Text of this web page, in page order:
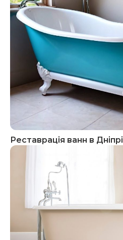
Реставрація ванн в Дніпрі